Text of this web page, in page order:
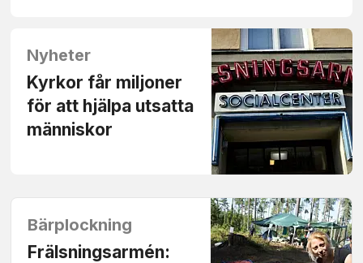
Nyheter
Kyrkor får miljoner
för att hjälpa utsatta
människor
Bärplockning
Frälsningsarmén: